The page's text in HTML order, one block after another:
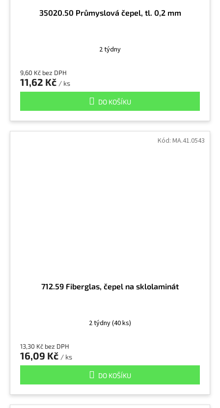
35020.50 Průmyslová čepel, tl. 0,2 mm
2 týdny
9,60 Kč bez DPH
11,62 Kč / ks
DO KOŠÍKU
712.59 Fiberglas, čepel na sklolaminát
2 týdny(40 ks)
13,30 Kč bez DPH
16,09 Kč / ks
DO KOŠÍKU
Kód: MA.41.0543